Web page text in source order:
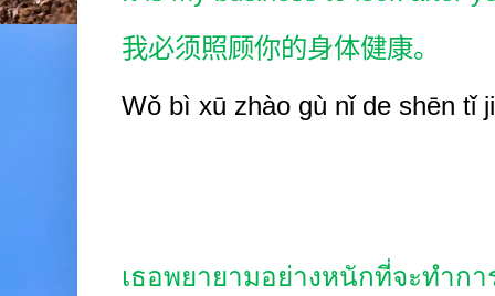
我必须照顾你的身体健康。
Wǒ bì xū zhào gù nǐ de shēn tǐ
เธอพยายามอย่างหนักที่จะทำก